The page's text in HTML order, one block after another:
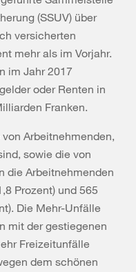
(SSUV) über
versicherten
mehr als im Vorjahr.
im Jahr 2017
oder Renten in
Franken.
Arbeitnehmenden,
sowie die von
die Arbeitnehmenden
Prozent) und 565
Die Mehr-Unfälle
mit der gestiegenen
Freizeitunfälle
dem schönen